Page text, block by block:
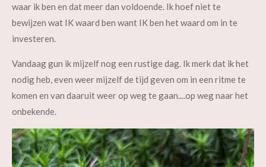
waar ik ben en dat meer dan voldoende. Ik hoef niet te
bewijzen wat IK waard ben want IK ben het waard om in te
investeren.
Vandaag gun ik mijzelf nog een rustige dag. Ik merk dat ik het
nodig heb, even weer mijzelf de tijd geven om in een ritme te
komen en van daaruit weer op weg te gaan....op weg naar het
onbekende.